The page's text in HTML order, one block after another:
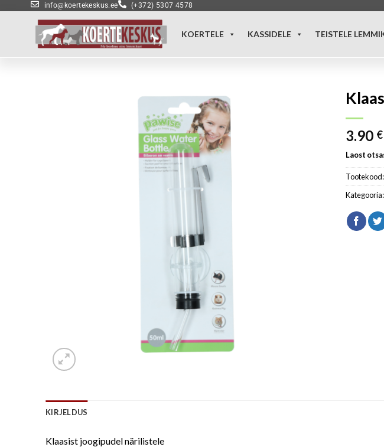
info@koertekeskus.ee (+372) 5307 4578
KOERTELE KASSIDELE TEISTELE
3.90 €
Laost
KIRJELDUS
Klaasist joogipudel närilistele